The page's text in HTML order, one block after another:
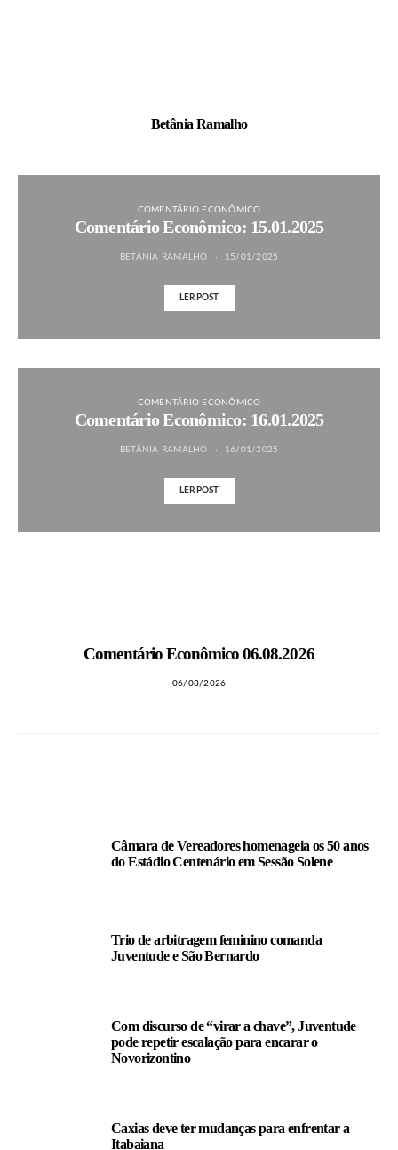
Betânia Ramalho
COMENTÁRIO ECONÔMICO
Comentário Econômico: 15.01.2025
BETÂNIA RAMALHO 15/01/2025
LER POST
COMENTÁRIO ECONÔMICO
Comentário Econômico: 16.01.2025
BETÂNIA RAMALHO 16/01/2025
LER POST
Comentário Econômico 06.08.2026
06/08/2026
Câmara de Vereadores homenageia os 50 anos
do Estádio Centenário em Sessão Solene
Trio de arbitragem feminino comanda
Juventude e São Bernardo
Com discurso de “virar a chave”, Juventude
pode repetir escalação para encarar o
Novorizontino
Caxias deve ter mudanças para enfrentar a
Itabaiana